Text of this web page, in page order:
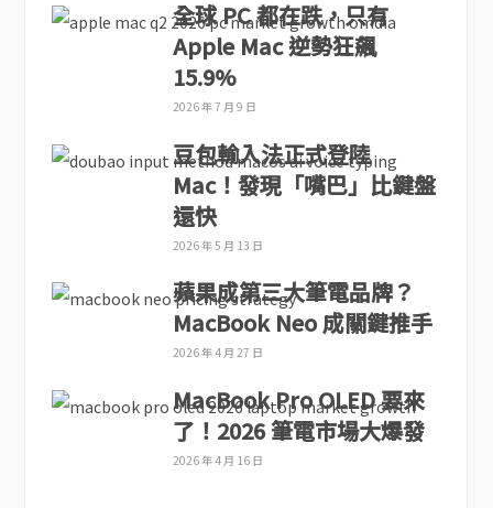
全球 PC 都在跌，只有
Apple Mac 逆勢狂飆
15.9%
2026 年 7 月 9 日
豆包輸入法正式登陸
Mac！發現「嘴巴」比鍵盤
還快
2026 年 5 月 13 日
蘋果成第三大筆電品牌？
MacBook Neo 成關鍵推手
2026 年 4 月 27 日
MacBook Pro OLED 要來
了！2026 筆電市場大爆發
2026 年 4 月 16 日